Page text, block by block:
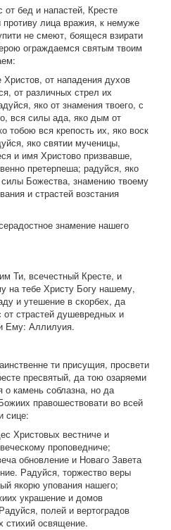
бед и напастей, Кресте
противу лица вражия, к немуже
не смеют, боящеся взирати
ограждаемся святым твоим
от нападения духов
от различных стрел их
яко от знамения твоего, с
вся силы ада, яко дым от
тобою вся крепость их, яко воск
яко святии мученицы,
и имя Христово призвавше,
претерпеша; радуйся, яко
Божества, знамению твоему
и страстей возстания
знамение нашего
Ти, всечестный Кресте, и
на тебе Христу Богу нашему,
и утешение в скорбех, да
страстей душевредных и
Ему: Аллилуия.
ти присущия, просвети
пресвятый, да тою озаряеми
о камень соблазна, но да
правошествовати во всей
сице:
Христовых вестниче и
проповедниче;
обновление и Новаго Завета
Радуйся, торжество веры
якорю упования нашего;
украшение и домов
полей и вертоградов
стихий освящение.